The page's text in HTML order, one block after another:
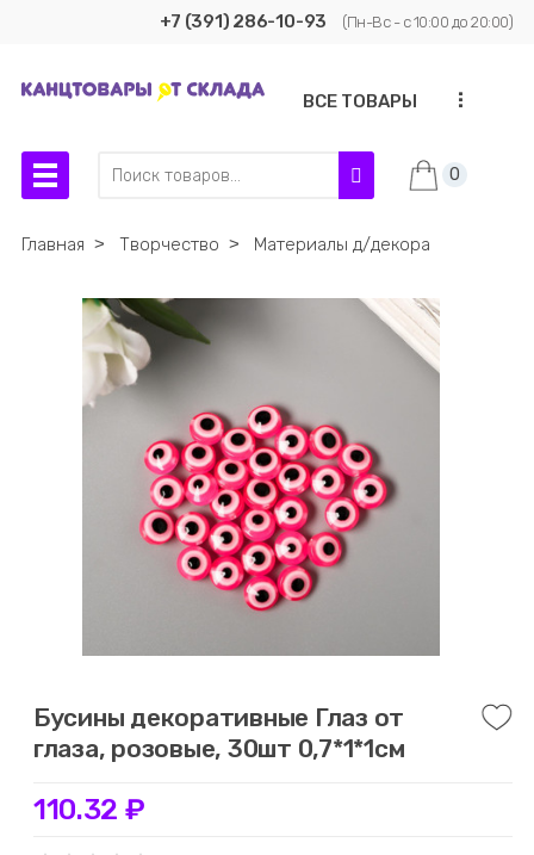
+7 (391) 286-10-93 (Пн-Вс - с 10:00 до 20:00)
ВСЕ ТОВАРЫ ...
0
Главная ˃ Творчество ˃ Материалы д/декора
Бусины декоративные Глаз от
глаза, розовые, 30шт 0,7*1*1см
110.32 ₽